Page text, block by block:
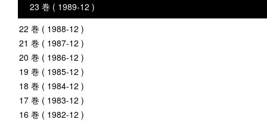
23 巻 ( 1989-12 )
22 巻 ( 1988-12 )
21 巻 ( 1987-12 )
20 巻 ( 1986-12 )
19 巻 ( 1985-12 )
18 巻 ( 1984-12 )
17 巻 ( 1983-12 )
16 巻 ( 1982-12 )